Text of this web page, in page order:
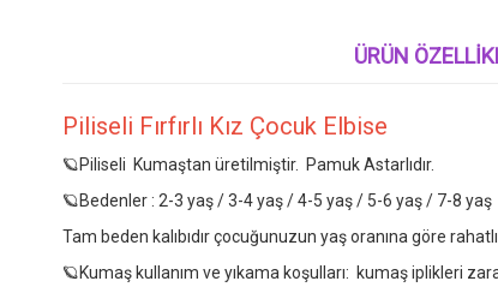
ÜRÜN
Piliseli Fırfırlı Kız Çocuk Elbise
🪐Piliseli Kumaştan üretilmiştir. Pamuk Astarlıdır.
🪐Bedenler : 2-3 yaş / 3-4 yaş / 4-5 yaş / 5-6 yaş / 7-8 yaş
Tam beden kalıbıdır çocuğunuzun yaş oranına göre
🪐Kumaş kullanım ve yıkama koşulları: kumaş iplikleri